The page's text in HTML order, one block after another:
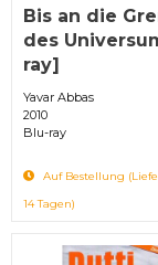
Bis an die
des
ray]
Yavar Abbas
2010
Blu-ray
Auf Bestellung
14 Tagen)